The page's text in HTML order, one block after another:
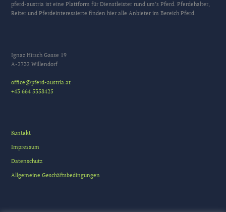
pferd-austria ist eine Plattform für Dienstleister rund um’s Pferd. Pferdehalter,
Reiter und Pferdeinteressierte finden hier alle Anbieter im Bereich Pferd.
Ignaz Hirsch Gasse 19
A-2732 Willendorf
office@pferd-austria.at
+43 664 5358425
Kontakt
Impressum
Datenschutz
Allgemeine Geschäftsbedingungen